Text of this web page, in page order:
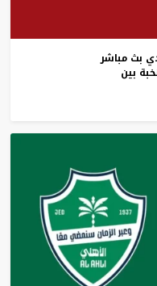
بث مباشر
بين